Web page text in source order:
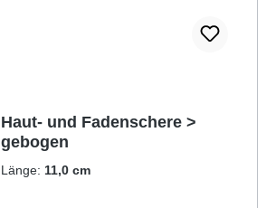
Haut- und Fadenschere >
gebogen
Länge: 11,0 cm